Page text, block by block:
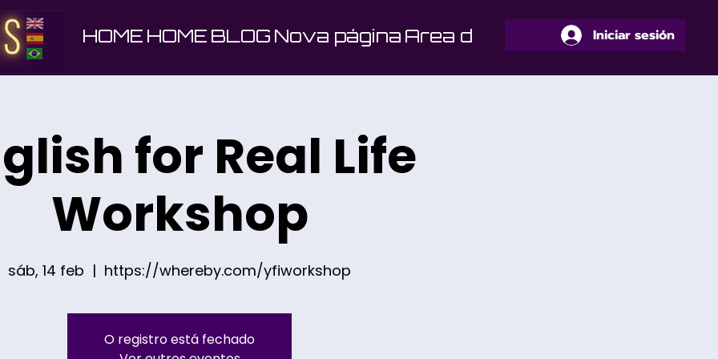
HOME HOME BLOG Nova página Area de Alumnos Iniciar sesión
for Real Life
Workshop
sáb, 14 feb
  |
https://whereby.com/yfiworkshop
O registro está fechado